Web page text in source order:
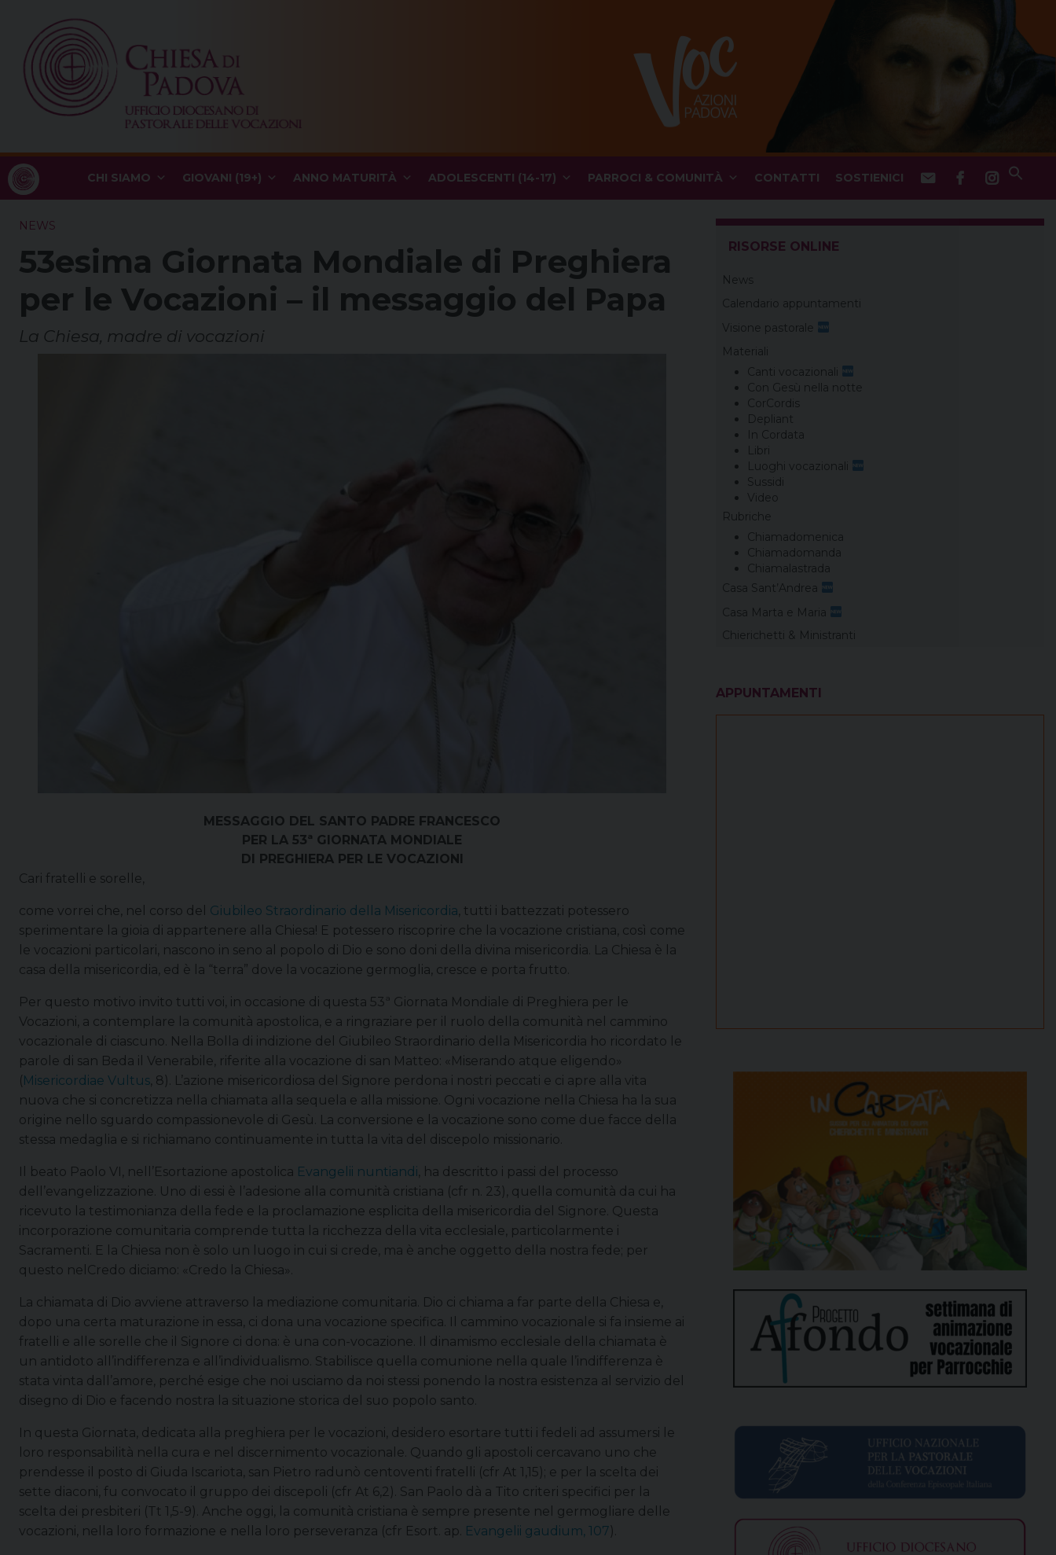
content
CHI SIAMO GIOVANI (19+) ANNO MATURITÀ ADOLESCENTI (14-17) PARROCI & COMUNITÀ CONTATTI SOSTIENICI
NEWS
53esima Giornata Mondiale di Preghiera
per le Vocazioni – il messaggio del Papa
La Chiesa, madre di vocazioni
MESSAGGIO DEL SANTO PADRE FRANCESCO
PER LA 53ª GIORNATA MONDIALE
DI PREGHIERA PER LE VOCAZIONI
Cari fratelli e sorelle,
come vorrei che, nel corso del Giubileo Straordinario della Misericordia, tutti i battezzati potessero
sperimentare la gioia di appartenere alla Chiesa! E potessero riscoprire che la vocazione cristiana, così come
le vocazioni particolari, nascono in seno al popolo di Dio e sono doni della divina misericordia. La Chiesa è la
casa della misericordia, ed è la “terra” dove la vocazione germoglia, cresce e porta frutto.
Per questo motivo invito tutti voi, in occasione di questa 53ª Giornata Mondiale di Preghiera per le
Vocazioni, a contemplare la comunità apostolica, e a ringraziare per il ruolo della comunità nel cammino
vocazionale di ciascuno. Nella Bolla di indizione del Giubileo Straordinario della Misericordia ho ricordato le
parole di san Beda il Venerabile, riferite alla vocazione di san Matteo: «Miserando atque eligendo»
(Misericordiae Vultus, 8). L’azione misericordiosa del Signore perdona i nostri peccati e ci apre alla vita
nuova che si concretizza nella chiamata alla sequela e alla missione. Ogni vocazione nella Chiesa ha la sua
origine nello sguardo compassionevole di Gesù. La conversione e la vocazione sono come due facce della
stessa medaglia e si richiamano continuamente in tutta la vita del discepolo missionario.
Il beato Paolo VI, nell’Esortazione apostolica Evangelii nuntiandi, ha descritto i passi del processo
dell’evangelizzazione. Uno di essi è l’adesione alla comunità cristiana (cfr n. 23), quella comunità da cui ha
ricevuto la testimonianza della fede e la proclamazione esplicita della misericordia del Signore. Questa
incorporazione comunitaria comprende tutta la ricchezza della vita ecclesiale, particolarmente i
Sacramenti. E la Chiesa non è solo un luogo in cui si crede, ma è anche oggetto della nostra fede; per
questo nelCredo diciamo: «Credo la Chiesa».
La chiamata di Dio avviene attraverso la mediazione comunitaria. Dio ci chiama a far parte della Chiesa e,
dopo una certa maturazione in essa, ci dona una vocazione specifica. Il cammino vocazionale si fa insieme ai
fratelli e alle sorelle che il Signore ci dona: è una con-vocazione. Il dinamismo ecclesiale della chiamata è
un antidoto all’indifferenza e all’individualismo. Stabilisce quella comunione nella quale l’indifferenza è
stata vinta dall’amore, perché esige che noi usciamo da noi stessi ponendo la nostra esistenza al servizio del
disegno di Dio e facendo nostra la situazione storica del suo popolo santo.
In questa Giornata, dedicata alla preghiera per le vocazioni, desidero esortare tutti i fedeli ad assumersi le
loro responsabilità nella cura e nel discernimento vocazionale. Quando gli apostoli cercavano uno che
prendesse il posto di Giuda Iscariota, san Pietro radunò centoventi fratelli (cfr At 1,15); e per la scelta dei
sette diaconi, fu convocato il gruppo dei discepoli (cfr At 6,2). San Paolo dà a Tito criteri specifici per la
scelta dei presbiteri (Tt 1,5-9). Anche oggi, la comunità cristiana è sempre presente nel germogliare delle
vocazioni, nella loro formazione e nella loro perseveranza (cfr Esort. ap. Evangelii gaudium, 107 ).
RISORSE ONLINE
News
Calendario appuntamenti
Visione pastorale
Materiali
Canti vocazionali
Con Gesù nella notte
CorCordis
Depliant
In Cordata
Libri
Luoghi vocazionali
Sussidi
Video
Rubriche
Chiamadomenica
Chiamadomanda
Chiamalastrada
Casa Sant’Andrea
Casa Marta e Maria
Chierichetti & Ministranti
APPUNTAMENTI